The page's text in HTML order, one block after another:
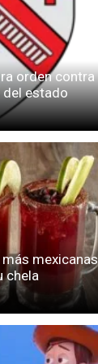
orden contra
estado
mexicanas
chela